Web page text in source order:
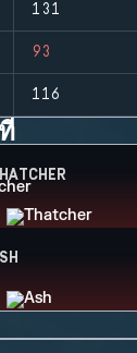
131
93
116